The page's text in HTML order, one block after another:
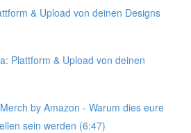
& Upload von deinen Designs
Plattform & Upload von deinen
by Amazon - Warum dies eure
sein werden (6:47)